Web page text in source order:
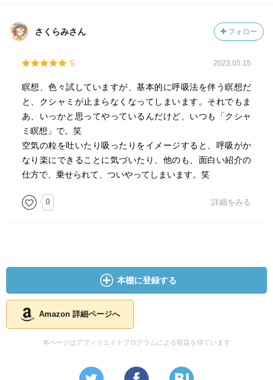
さくらみさん フォロー
5 2023.05.15
瞑想、色々試していますが、基本的に呼吸法を伴う瞑想だ
と、クシャミが止まらなくなってしまいます。それでもま
あ、いっかと思ってやっているんだけど、いつも「クシャ
ミ瞑想」で。笑
空気の粒を吐いたり吸ったりをイメージすると、呼吸がか
なり楽にできることに気づいたり、他のも、面白い紹介の
仕方で、乗せられて、ついやってしまいます。笑
0 詳細をみる
本棚に登録する
Amazon 詳細ページへ
本ページはアフィリエイトプログラムによる収益を得ています